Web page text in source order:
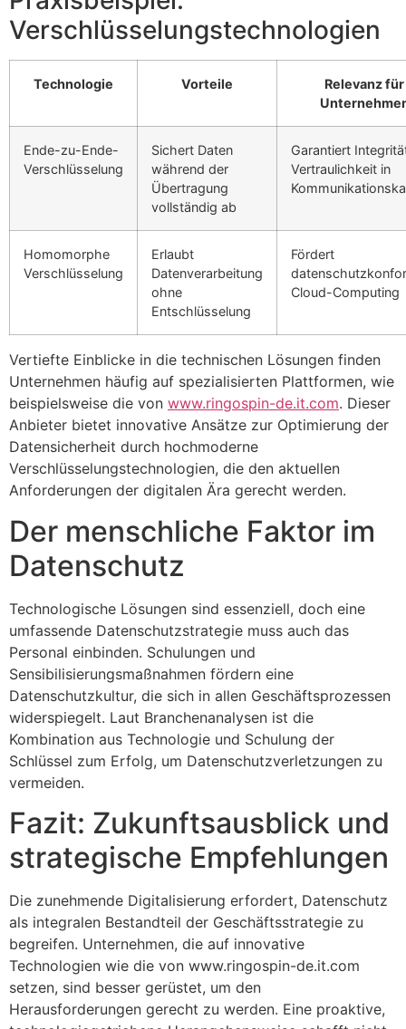
Verschlüsselungstechnologien
Technologie Vorteile
Relevanz für
Ende-zu-Ende-
Verschlüsselung
Sichert Daten
während der
Übertragung
vollständig ab
Garantiert
Vertraulichkeit in
Homomorphe
Verschlüsselung
Erlaubt
Datenverarbeitung
ohne
Entschlüsselung
Fördert
Cloud-Computing
Vertiefte Einblicke in die technischen Lösungen finden
Unternehmen häufig auf spezialisierten Plattformen, wie
beispielsweise die von www.ringospin-de.it.com. Dieser
Anbieter bietet innovative Ansätze zur Optimierung der
Datensicherheit durch hochmoderne
Verschlüsselungstechnologien, die den aktuellen
Anforderungen der digitalen Ära gerecht werden.
Der menschliche Faktor im
Datenschutz
Technologische Lösungen sind essenziell, doch eine
umfassende Datenschutzstrategie muss auch das
Personal einbinden. Schulungen und
Sensibilisierungsmaßnahmen fördern eine
Datenschutzkultur, die sich in allen Geschäftsprozessen
widerspiegelt. Laut Branchenanalysen ist die
Kombination aus Technologie und Schulung der
Schlüssel zum Erfolg, um Datenschutzverletzungen zu
vermeiden.
Fazit: Zukunftsausblick und
strategische Empfehlungen
Die zunehmende Digitalisierung erfordert, Datenschutz
als integralen Bestandteil der Geschäftsstrategie zu
begreifen. Unternehmen, die auf innovative
Technologien wie die von www.ringospin-de.it.com
setzen, sind besser gerüstet, um den
Herausforderungen gerecht zu werden. Eine proaktive,